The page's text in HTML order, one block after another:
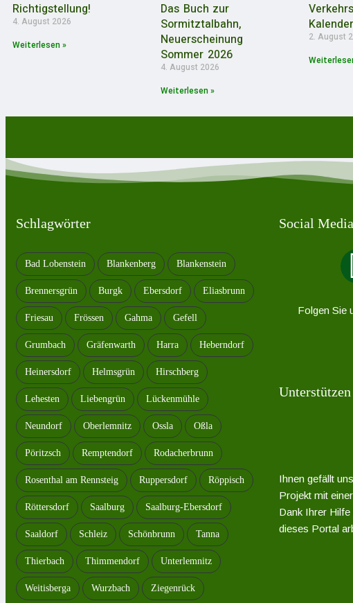
Richtigstellung!
4. August 2026
Weiterlesen »
Das Buch zur
Sormitztalbahn,
Neuerscheinung
Sommer 2026
4. August 2026
Weiterlesen »
2. August
Schlagwörter
Bad Lobenstein Blankenberg Blankenstein
Brennersgrün Burgk Ebersdorf Eliasbrunn
Friesau Frössen Gahma Gefell
Grumbach Gräfenwarth Harra Heberndorf
Heinersdorf Helmsgrün Hirschberg
Lehesten Liebengrün Lückenmühle
Neundorf Oberlemnitz Ossla Oßla
Pöritzsch Remptendorf Rodacherbrunn
Rosenthal am Rennsteig Ruppersdorf Röppisch
Röttersdorf Saalburg Saalburg-Ebersdorf
Saaldorf Schleiz Schönbrunn Tanna
Thierbach Thimmendorf Unterlemnitz
Weitisberga Wurzbach Ziegenrück
Social Media
Folgen Sie
Unterstützen
Ihnen gefällt
Projekt mit
Dank Ihrer
dieses Portal